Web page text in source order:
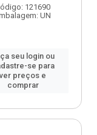
121690
UN
seu login ou
se para
ver preços e
comprar